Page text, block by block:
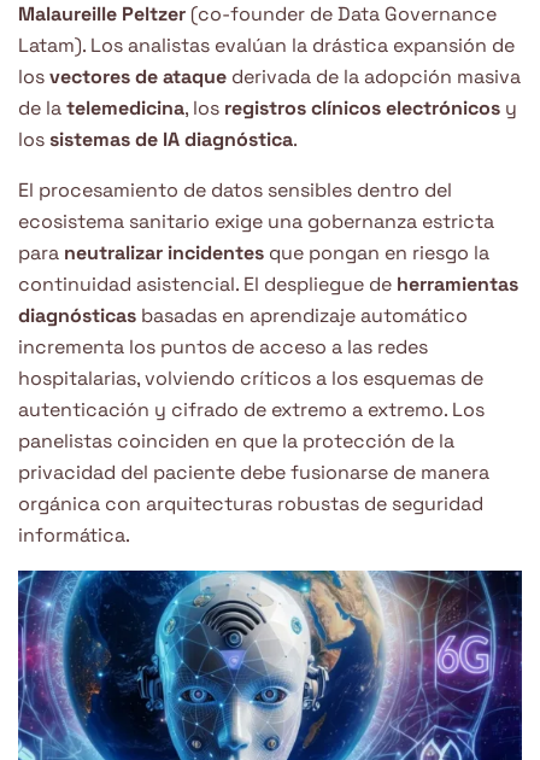
Malaureille Peltzer (co-founder de Data Governance
Latam). Los analistas evalúan la drástica expansión de
losvectores de ataque derivada de la adopción masiva
de latelemedicina, los registros clínicos electrónicos y
los sistemas de IA diagnóstica.
El procesamiento de datos sensibles dentro del
ecosistema sanitario exige una gobernanza estricta
para neutralizar incidentes que pongan en riesgo la
continuidad asistencial. El despliegue de herramientas
diagnósticas basadas en aprendizaje automático
incrementa los puntos de acceso a las redes
hospitalarias, volviendo críticos a los esquemas de
autenticación y cifrado de extremo a extremo. Los
panelistas coinciden en que la protección de la
privacidad del paciente debe fusionarse de manera
orgánica con arquitecturas robustas de seguridad
informática.